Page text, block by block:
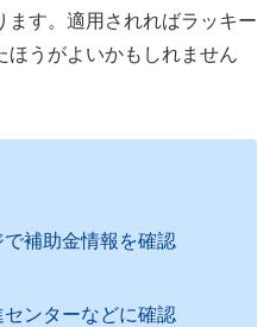
ます。適用されればラッキー
ほうがよいかもしれません
補助金情報を確認
ンターなどに確認